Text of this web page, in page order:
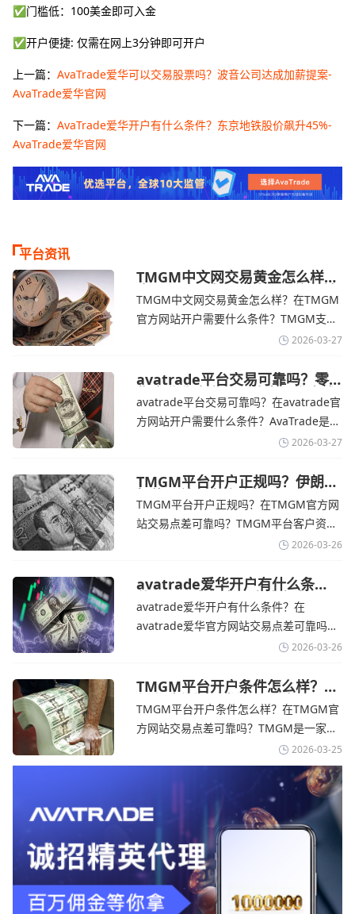
✅门槛低：100美金即可入金
✅开户便捷: 仅需在网上3分钟即可开户
上一篇： AvaTrade爱华可以交易股票吗？波音公司达成加薪提案-
AvaTrade爱华官网
下一篇： AvaTrade爱华开户有什么条件？东京地铁股价飙升45%-
AvaTrade爱华官网
平台资讯
TMGM中文网交易黄金怎么样？
金价下跌，市场评估伊朗停火前
景-TMGM官网
TMGM中文网交易黄金怎么样？在TMGM
官方网站开户需要什么条件？‌‌‌TMGM支持
全球主流的MT4/MT5平台，同时提供功能
险管理工具。通过TMGM官网交易资讯了
解，金价周四回落，受​美元走强和油价上
涨，使通胀担忧保持不变‌对加息的持续预
2026-03-27
avatrade平台交易可靠吗？零
售企业称中东地区冲突正推高成
本avatrade官网
avatrade平台交易可靠吗？在avatrade官
方网站开户需要什么条件？‌‌‌AvaTrade是一
个在交易优势和可靠性两方面都非常均衡
在学习和探索中成长的新手交易者。通过
avatrade官网交易资讯了解，零售企业警
告称，中东地区的冲突正在推高成本，如
2026-03-27
TMGM平台开户正规吗？伊朗仍
拒绝与美国直接谈判-TMGM官
网
TMGM平台开户正规吗？在TMGM官方网
站交易点差可靠吗？‌‌‌TMGM平台客户资金
存放在澳大利亚国民银行等顶级银行的独
TMGM官网交易资讯了解，伊朗外交部长
表示，尽管德黑兰高级官员正在审查美国
结束战争的提议
2026-03-26
avatrade爱华开户有什么条
件？亚洲市场交易喜忧参半-
avatrade爱华官网
avatrade爱华开户有什么条件？在
avatrade爱华官方网站交易点差可靠吗？‌‌‌
avatrade爱华平台的新手可以用很小的成
标准的MT4、MT5，以及自研的
AvaTradeGO和AvaOptions。通过
avatrade爱华官网交易资讯了解，据伊朗
2026-03-26
TMGM平台开户条件怎么样？美
伊和谈传闻引发油价暴跌-
TMGM官网
TMGM平台开户条件怎么样？在TMGM官
方网站交易点差可靠吗？‌‌‌TMGM是一家交
易成本极低、产品极其丰富、ASIC监管
+千万保险加持的全球知名经纪商，特别适
合活跃交易者和股票CFD投资者。通过
TMGM官网交易资讯了解，周三亚洲交易
时段,油价暴跌逾6%,布伦特原油跌破每桶
100美元
2026-03-25